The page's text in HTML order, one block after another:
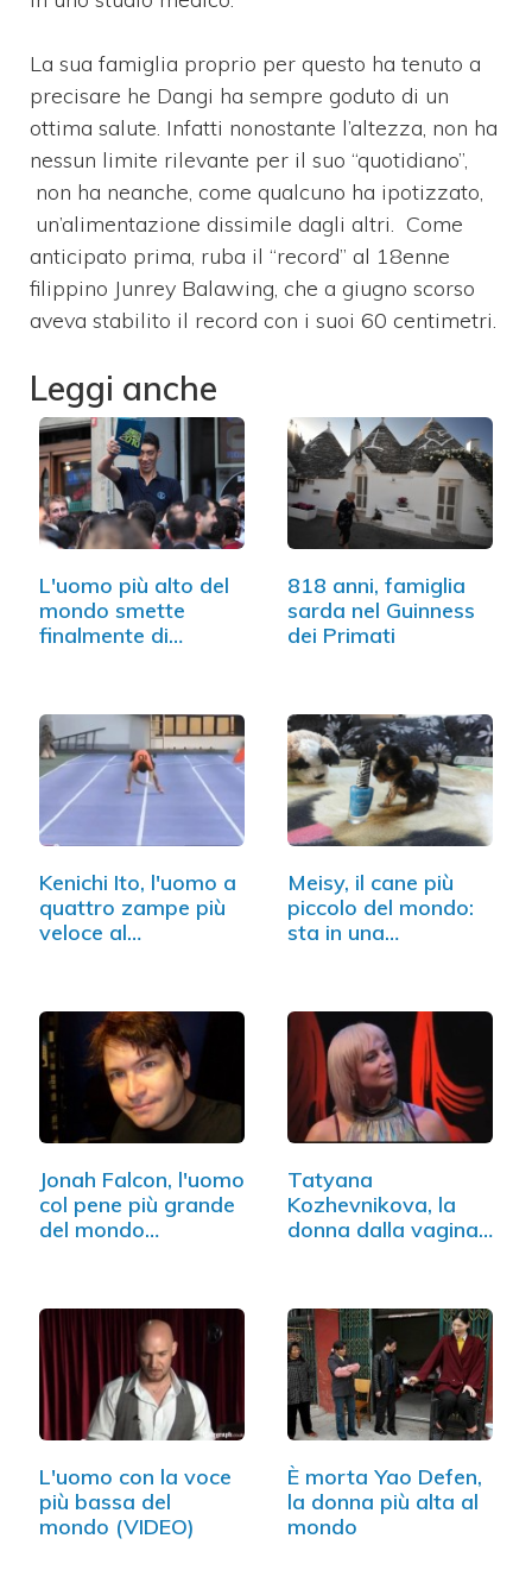
La sua famiglia proprio per questo ha tenuto a
precisare he Dangi ha sempre goduto di un
ottima salute. Infatti nonostante l’altezza, non ha
nessun limite rilevante per il suo “quotidiano”,
non ha neanche, come qualcuno ha ipotizzato,
un’alimentazione dissimile dagli altri. Come
anticipato prima, ruba il “record” al 18enne
filippino Junrey Balawing, che a giugno scorso
aveva stabilito il record con i suoi 60 centimetri.
Leggi anche
L'uomo più alto del
mondo smette
finalmente di…
818 anni, famiglia
sarda nel Guinness
dei Primati
Kenichi Ito, l'uomo a
quattro zampe più
veloce al…
Meisy, il cane più
piccolo del mondo:
sta in una…
Jonah Falcon, l'uomo
col pene più grande
del mondo…
Tatyana
Kozhevnikova, la
donna dalla vagina
L'uomo con la voce
più bassa del
mondo (VIDEO)
È morta Yao Defen,
la donna più alta al
mondo